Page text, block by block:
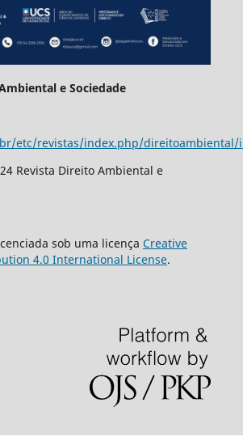
e Sociedade
etc/revistas/index.php/direitoambiental/
Revista Direito Ambiental e
sob uma licença Creative
4.0 International License.